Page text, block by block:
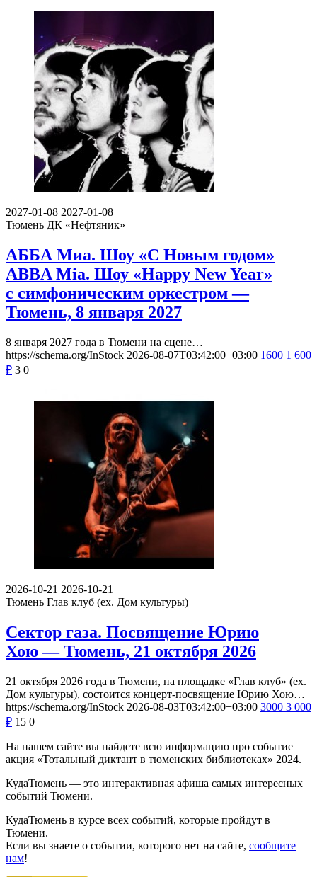
2027-01-08 2027-01-08
Тюмень ДК «Нефтяник»
АББА Миа. Шоу «С Новым годом»
ABBA Mia. Шоу «Happy New Year»
с симфоническим оркестром —
Тюмень, 8 января 2027
8 января 2027 года в Тюмени на сцене…
https://schema.org/InStock 2026-08-07T03:42:00+03:00 1600 1 600
₽ 3 0
2026-10-21 2026-10-21
Тюмень Глав клуб (ex. Дом культуры)
Сектор газа. Посвящение Юрию
Хою — Тюмень, 21 октября 2026
21 октября 2026 года в Тюмени, на площадке «Глав клуб» (ex.
Дом культуры), состоится концерт-посвящение Юрию Хою…
https://schema.org/InStock 2026-08-03T03:42:00+03:00 3000 3 000
₽ 15 0
На нашем сайте вы найдете всю информацию про событие
акция «Тотальный диктант в тюменских библиотеках» 2024.
КудаТюмень — это интерактивная афиша самых интересных
событий Тюмени.
КудаТюмень в курсе всех событий, которые пройдут в
Тюмени.
Если вы знаете о событии, которого нет на сайте, сообщите
нам!